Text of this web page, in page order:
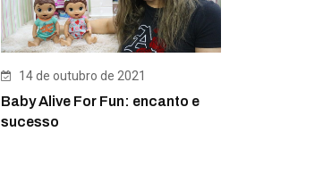
14 de outubro de 2021
Baby Alive For Fun: encanto e
sucesso